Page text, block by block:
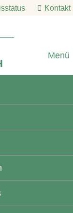
Menü
Kontakt